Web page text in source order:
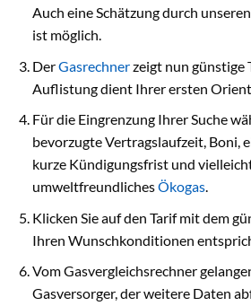
Auch eine Schätzung durch
ist möglich.
DerGasrechnerzeigt nun günstige
Auflistung dient Ihrer ersten
Für die Eingrenzung Ihrer Suche
bevorzugte Vertragslaufzeit, Boni,
kurze Kündigungsfrist und
umweltfreundlichesÖkogas.
Klicken Sie auf den Tarif mit dem
Ihren Wunschkonditionen
Vom Gasvergleichsrechner
Gasversorger, der weitere Daten